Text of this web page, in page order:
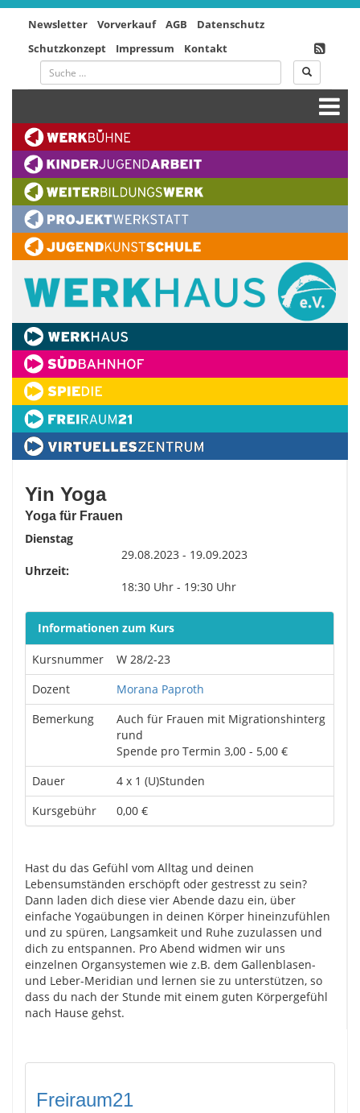
Newsletter Vorverkauf AGB
Datenschutz
Schutzkonzept
Impressum Kontakt
Yin Yoga
Yoga für Frauen
Dienstag
29.08.2023 - 19.09.2023
Uhrzeit:
18:30 Uhr - 19:30 Uhr
Informationen zum Kurs
Kursnummer
W 28/2-23
Dozent
Morana Paproth
Bemerkung
Auch für Frauen mit Migrationshinterg
rund
Spende pro Termin 3,00 - 5,00 €
Dauer
4 x 1 (U)Stunden
Kursgebühr
0,00 €
Hast du das Gefühl vom Alltag und deinen
Lebensumständen erschöpft oder gestresst zu sein?
Dann laden dich diese vier Abende dazu ein, über
einfache Yogaübungen in deinen Körper hineinzufühlen
und zu spüren, Langsamkeit und Ruhe zuzulassen und
dich zu entspannen. Pro Abend widmen wir uns
einzelnen Organsystemen wie z.B. dem Gallenblasen-
und Leber-Meridian und lernen sie zu unterstützen, so
dass du nach der Stunde mit einem guten Körpergefühl
nach Hause gehst.
Freiraum21